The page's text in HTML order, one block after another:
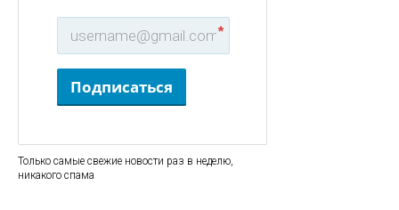
*
Подписаться
Только самые свежие новости раз в неделю,
никакого спама